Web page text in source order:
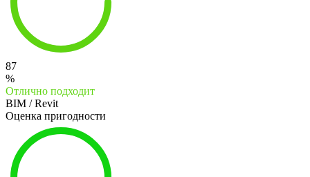
87
%
Отлично подходит
BIM / Revit
Оценка пригодности